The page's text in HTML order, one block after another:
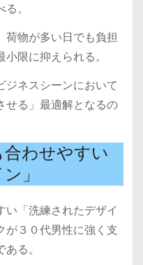
。
荷物が多い日でも負担
限に抑えられる。
ジネスシーンにおいて
せる」最適解となるの
わせやすい
」
い「洗練されたデザイ
が３０代男性に強く支
る。